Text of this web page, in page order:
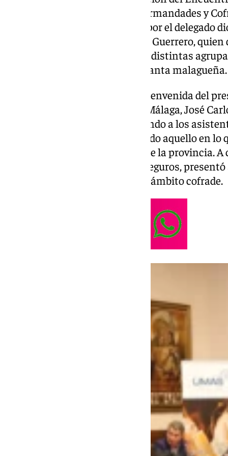
Agrupaciones y Consejos de Hermandades y
Esta jornada ha sido presidida por el delegado
Cofradías, el Rvdo. P. D. Salvador Guerrero,
unidad y colaboración entre las distintas
fortalecimiento de la Semana Santa malagueña.
La jornada comenzaba con la bienvenida del
Cofradías de Semana Santa de Málaga, José
este primer encuentro trasladando a los
institución de la capital para todo aquello en
pueda ayudar a sus hermanos de la provincia.
Díaz, representante de UMAS Seguros,
esta entidad colaboradora en el ámbito cofrade.